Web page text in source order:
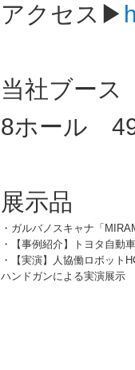
アクセス▶
当社ブース
8ホール
展示品
・ガルバノスキャナ「
・【事例紹介】トヨタ自動
・【実演】人協働ロボット
ハンドガンによる実演展示